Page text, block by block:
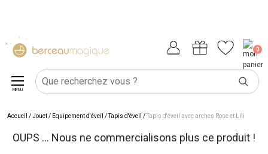
0
MENU
Accueil /Jouet/ Équipement d'éveil /Tapis d'éveil /Tapis d'éveil avec arches Rose et Lili
OUPS ... Nous ne commercialisons plus ce produit !